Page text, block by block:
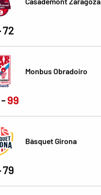
72
Monbus Obradoiro
99
Bàsquet Girona
79